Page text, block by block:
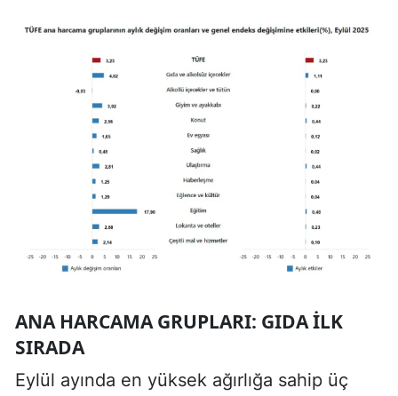
ANA HARCAMA GRUPLARI: GIDA İLK
SIRADA
Eylül ayında en yüksek ağırlığa sahip üç